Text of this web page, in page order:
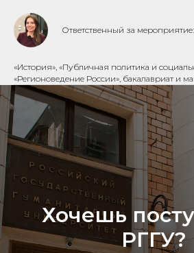
Ответственный за
«История», «Публичная политика и
«Регионоведение России», бакалавриат и
Хочешь
РГГУ?